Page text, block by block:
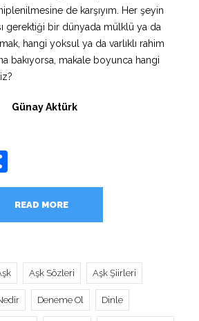
de karşıyım. Her şeyin
gerektiği bir dünyada mülklü ya da
hangi yoksul ya da varlıklı rahim
bakıyorsa, makale boyunca hangi
Günay Aktürk
READ MORE
Aşk Sözleri Aşk Şiirleri
Deneme Ol Dinle